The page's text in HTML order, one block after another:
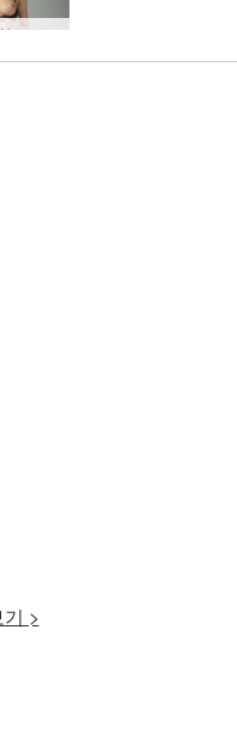
Darina L Hegre 패션 #40
캐롤리나 푸마 양말 #47
Darina L 적나라한 꿈 #3
다리나 L 실키 스킨 #6
틱 사이트
됨하세
테티 헤그레 뮤즈 #40
Darina L 라이카 모노크롬 #18
다리나엘 퓨어뷰티 #13
섹시 #66
캐롤리나 푸마 양말 #43
섹시 #62
틱 사이트
됨하세
에밀리 LA 피트니스 #32
섹시 #46
Mila A 및 Tigra 레즈비언 마사지 #10
캐롤리나 푸마 양말 #51
리사 마리 블랙 탑 #20
#34
틱 사이트
됨하세
다리나엘 실키섹시 #8
테티 헤그레 뮤즈 #24
캐롤리나 푸마 양말 #31
한 #19Marika Vera의 Darina L 란제리 #94
Darina LI 미적 즐거움 #13
다리나엘 실키섹시 #40
다리나엘 스킨앤콘크리트 #56
애니 스튜디오 누드 #26
선 #7
틱 사이트
됨하세
리사 마리 글로시 #106
Darina L 누드 바디 아트 #27
프 #33
#42
누드 #16
캐롤리나 푸마 양말 #35
틱 사이트
됨하세
소냐 스튜디오 초상화 #59
다리나 L 레드 앤 골드 #46
Darina L 순수한 보지 힘 #27
키예프의 백스테이지 예카테리나 #44
#50 Darina L 누드 바디 아트 #31
틱 사이트
됨하세
크리스타 모스크바 모델 #16
>